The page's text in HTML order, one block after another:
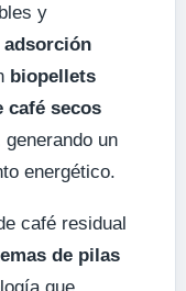
y
adsorción
biopellets
café secos
un
energético.
café residual
de pilas